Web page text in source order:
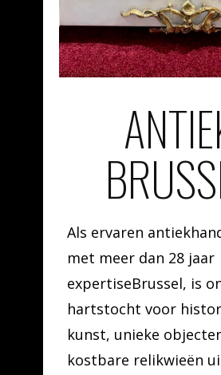
Als ervaren
met meer dan 28 jaar
expertiseBrussel, is
hartstocht voor
kunst, unieke
kostbare relikwieën